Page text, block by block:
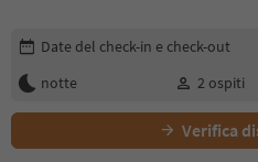
Modifica i dettagli della
Date del check-in e check-out
notte
2 ospiti
Verifica